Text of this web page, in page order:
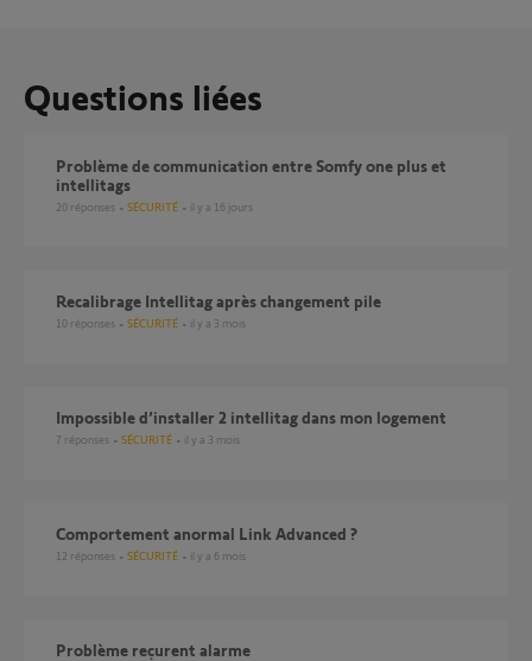
Questions liées
Problème de communication entre Somfy one plus et
intellitags
20 réponses SÉCURITÉ il y a 16 jours
recalibrage Intellitag après changement pile
10 réponses SÉCURITÉ il y a 3 mois
Impossible d’installer 2 intellitag dans mon logement
7 réponses SÉCURITÉ il y a 3 mois
Comportement anormal Link Advanced ?
12 réponses SÉCURITÉ il y a 6 mois
Problème reçurent alarme